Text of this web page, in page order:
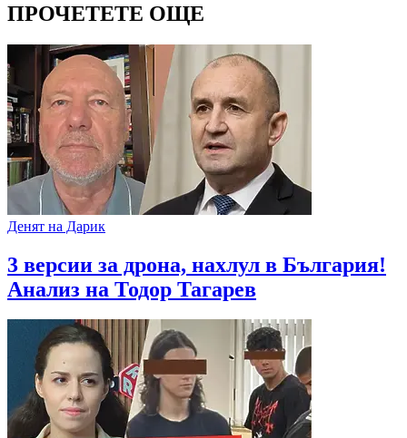
ПРОЧЕТЕТЕ ОЩЕ
Денят на Дарик
3 версии за дрона, нахлул в България!
Анализ на Тодор Тагарев